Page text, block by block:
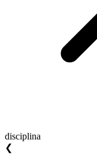
disciplina
❮